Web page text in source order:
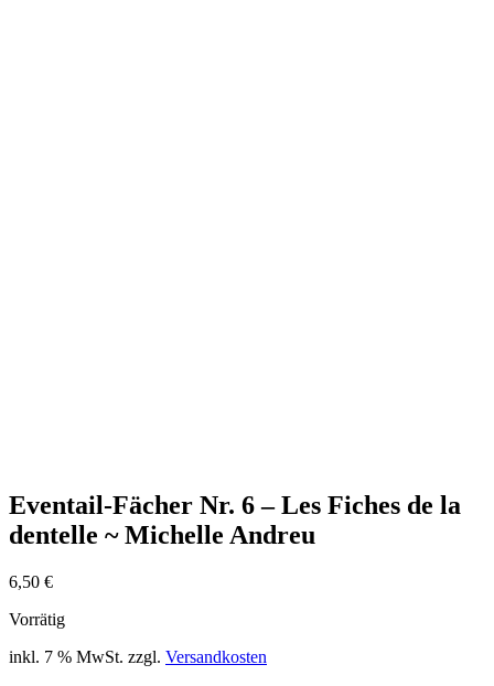
Eventail-Fächer Nr. 6 – Les Fiches de la
dentelle ~ Michelle Andreu
6,50 €
Vorrätig
inkl. 7 % MwSt. zzgl. Versandkosten